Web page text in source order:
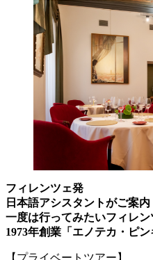
フィレンツェ発
日本語アシスタントがご案
一度は行ってみたいフィレ
1973年創業「エノテカ・ピ
【プライベートツアー】